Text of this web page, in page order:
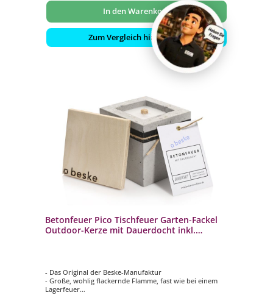
In den Warenkorb
Zum Vergleich hinzufügen
Betonfeuer Pico Tischfeuer Garten-Fackel
Outdoor-Kerze mit Dauerdocht inkl.
- Das Original der Beske-Manufaktur
- Große, wohlig flackernde Flamme, fast wie bei einem
Lagerfeuer